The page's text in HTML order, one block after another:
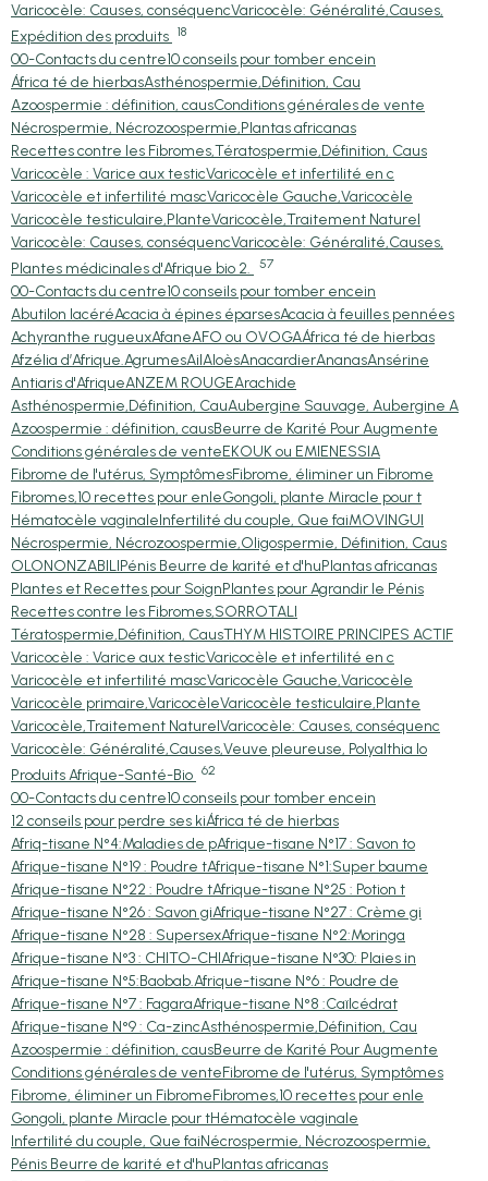
Varicocèle: Causes, conséquencVaricocèle: Généralité,Causes,
Expédition des produits 18
00-Contacts du centre10 conseils pour tomber encein
África té de hierbasAsthénospermie,Définition, Cau
Azoospermie : définition, causConditions générales de vente
Nécrospermie, Nécrozoospermie,Plantas africanas
Recettes contre les Fibromes,Tératospermie,Définition, Caus
Varicocèle : Varice aux testicVaricocèle et infertilité en c
Varicocèle et infertilité mascVaricocèle Gauche,Varicocèle
Varicocèle testiculaire,PlanteVaricocèle,Traitement Naturel
Varicocèle: Causes, conséquencVaricocèle: Généralité,Causes,
Plantes médicinales d'Afrique bio 2.
57
00-Contacts du centre10 conseils pour tomber encein
Abutilon lacéréAcacia à épines éparsesAcacia à feuilles pennées
Achyranthe rugueuxAfaneAFO ou OVOGAÁfrica té de hierbas
Afzélia d’Afrique.AgrumesAilAloèsAnacardierAnanasAnsérine
Antiaris d'AfriqueANZEM ROUGEArachide
Asthénospermie,Définition, CauAubergine Sauvage, Aubergine A
Azoospermie : définition, causBeurre de Karité Pour Augmente
Conditions générales de venteEKOUK ou EMIENESSIA
Fibrome de l'utérus, SymptômesFibrome, éliminer un Fibrome
Fibromes,10 recettes pour enleGongoli, plante Miracle pour t
Hématocèle vaginaleInfertilité du couple, Que faiMOVINGUI
Nécrospermie, Nécrozoospermie,Oligospermie, Définition, Caus
OLONONZABILIPénis Beurre de karité et d'huPlantas africanas
Plantes et Recettes pour SoignPlantes pour Agrandir le Pénis
Recettes contre les Fibromes,SORROTALI
Tératospermie,Définition, CausTHYM HISTOIRE PRINCIPES ACTIF
Varicocèle : Varice aux testicVaricocèle et infertilité en c
Varicocèle et infertilité mascVaricocèle Gauche,Varicocèle
Varicocèle primaire,VaricocèleVaricocèle testiculaire,Plante
Varicocèle,Traitement NaturelVaricocèle: Causes, conséquenc
Varicocèle: Généralité,Causes,Veuve pleureuse, Polyalthia lo
Produits Afrique-Santé-Bio 62
00-Contacts du centre10 conseils pour tomber encein
12 conseils pour perdre ses kiÁfrica té de hierbas
Afriq-tisane N°4:Maladies de pAfrique-tisane N°17 : Savon to
Afrique-tisane N°19 : Poudre tAfrique-tisane N°1:Super baume
Afrique-tisane N°22 : Poudre tAfrique-tisane N°25 : Potion t
Afrique-tisane N°26 : Savon giAfrique-tisane N°27 : Crème gi
Afrique-tisane N°28 : SupersexAfrique-tisane N°2:Moringa
Afrique-tisane N°3 : CHITO-CHIAfrique-tisane N°30: Plaies in
Afrique-tisane N°5:Baobab.Afrique-tisane N°6 : Poudre de
Afrique-tisane N°7 : FagaraAfrique-tisane N°8 :Caïlcédrat
Afrique-tisane N°9 : Ca-zincAsthénospermie,Définition, Cau
Azoospermie : définition, causBeurre de Karité Pour Augmente
Conditions générales de venteFibrome de l'utérus, Symptômes
Fibrome, éliminer un FibromeFibromes,10 recettes pour enle
Gongoli, plante Miracle pour tHématocèle vaginale
Infertilité du couple, Que faiNécrospermie, Nécrozoospermie,
Pénis Beurre de karité et d'huPlantas africanas